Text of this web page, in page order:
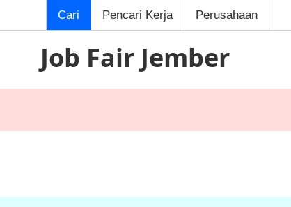
Cari Pencari Kerja Perusahaan
Job Fair Jember